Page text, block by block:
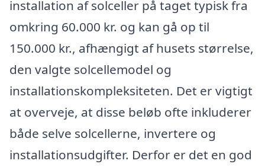
installation af solceller på taget typisk fra
omkring 60.000 kr. og kan gå op til
150.000 kr., afhængigt af husets størrelse,
den valgte solcellemodel og
installationskompleksiteten. Det er vigtigt
at overveje, at disse beløb ofte inkluderer
både selve solcellerne, invertere og
installationsudgifter. Derfor er det en god